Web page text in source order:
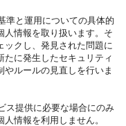
準と運用についての具体的
人情報を取り扱います。そ
ックし、発見された問題に
に発生したセキュリティ
ルールの見直しを行いま
ス提供に必要な場合にのみ
情報を利用しません。